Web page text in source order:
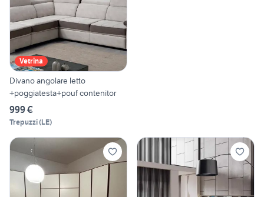
Vetrina
Divano angolare letto
+poggiatesta+pouf contenitor
999 €
Trepuzzi(LE)